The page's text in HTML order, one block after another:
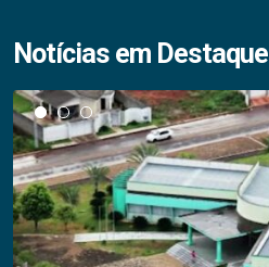
Notícias em Destaque